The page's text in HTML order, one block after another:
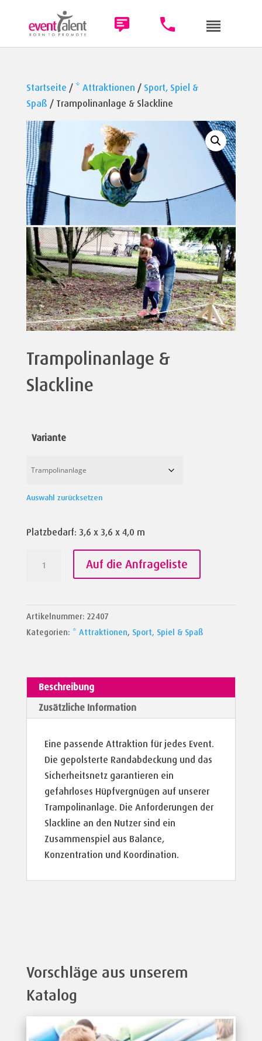
Startseite / * Attraktionen / Sport, Spiel &
Spaß / Trampolinanlage & Slackline
Trampolinanlage &
Slackline
Variante
Auswahl zurücksetzen
Platzbedarf: 3,6 x 3,6 x 4,0 m
Trampolinanlage
Menge
Auf die Anfrageliste
Artikelnummer: 22407
Kategorien: * Attraktionen, Sport, Spiel & Spaß
Beschreibung
Zusätzliche Information
Eine passende Attraktion für jedes Event.
Die gepolsterte Randabdeckung und das
Sicherheitsnetz garantieren ein
gefahrloses Hüpfvergnügen auf unserer
Trampolinanlage. Die Anforderungen der
Slackline an den Nutzer sind ein
Zusammenspiel aus Balance,
Konzentration und Koordination.
Vorschläge aus unserem
Katalog